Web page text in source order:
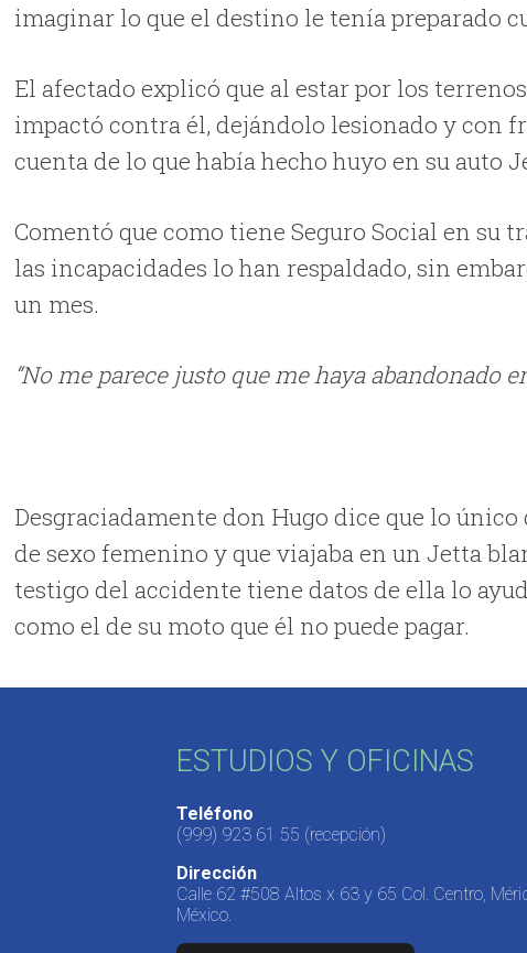
imaginar lo que el destino le tenía preparado
El afectado explicó que al estar por los
impactó contra él, dejándolo lesionado y con
cuenta de lo que había hecho huyo en su
Comentó que como tiene Seguro Social en su
las incapacidades lo han respaldado, sin
un mes.
“No me parece justo que me haya abandonado
Desgraciadamente don Hugo dice que lo
de sexo femenino y que viajaba en un Jetta
testigo del accidente tiene datos de ella lo
como el de su moto que él no puede pagar.
ESTUDIOS Y OFICINAS
Teléfono
(999) 923 61 55 (recepción)
Dirección
Calle 62 #508 Altos x 63 y 65 Col. Centro,
México.